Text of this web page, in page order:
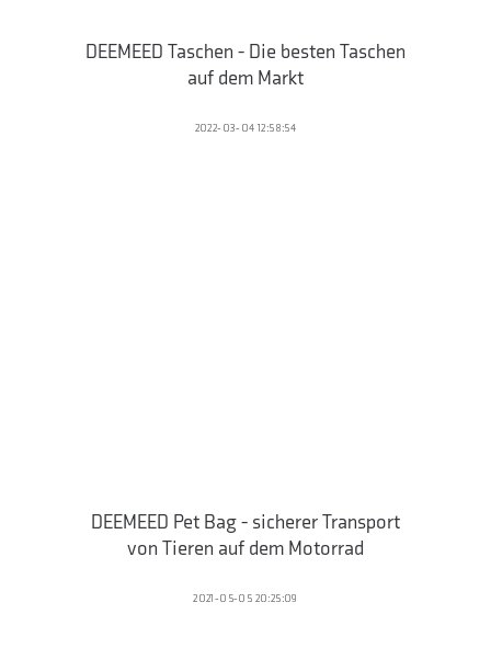
DEEMEED Taschen - Die besten Taschen
auf dem Markt
2022-03-04 12:58:54
DEEMEED Pet Bag - sicherer Transport
von Tieren auf dem Motorrad
2021-05-05 20:25:09